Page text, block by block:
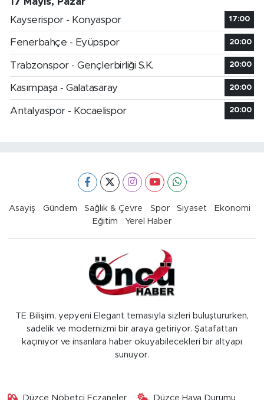
Kayserispor - Konyaspor
17:00
Fenerbahçe - Eyüpspor 20:00
Trabzonspor - Gençlerbirliği S.K. 20:00
Kasımpaşa - Galatasaray 20:00
Antalyaspor - Kocaelispor 20:00
Asayiş Gündem Sağlık & Çevre Spor Siyaset
Ekonomi
Eğitim
Yerel Haber
TE Bilişim, yepyeni Elegant temasıyla sizleri buluştururken,
sadelik ve modernizmi bir araya getiriyor. Şatafattan
kaçınıyor ve insanlara haber okuyabilecekleri bir altyapı
sunuyor.
Düzce Nöbetçi Eczaneler Düzce Hava Durumu